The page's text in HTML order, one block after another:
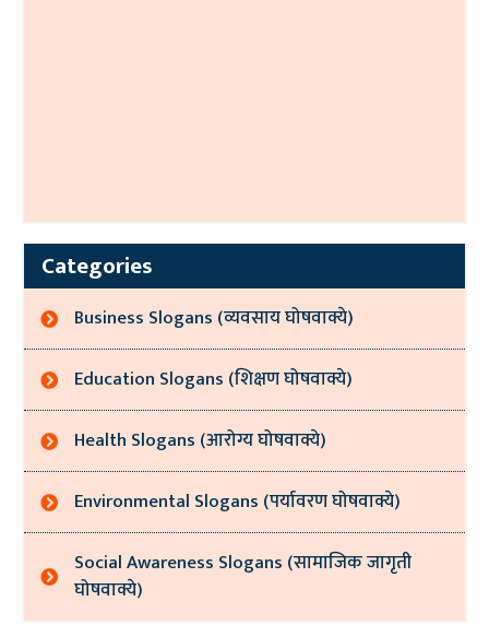
Categories
Business Slogans (व्यवसाय घोषवाक्ये)
Education Slogans (शिक्षण घोषवाक्ये)
Health Slogans (आरोग्य घोषवाक्ये)
Environmental Slogans (पर्यावरण घोषवाक्ये)
Social Awareness Slogans (सामाजिक जागृती
घोषवाक्ये)